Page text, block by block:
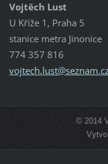
Vojtěch Lust
U Kříže 1, Praha 5
stanice metra Jinonice
774 357 816
vojtech.lust@sez
© 2014